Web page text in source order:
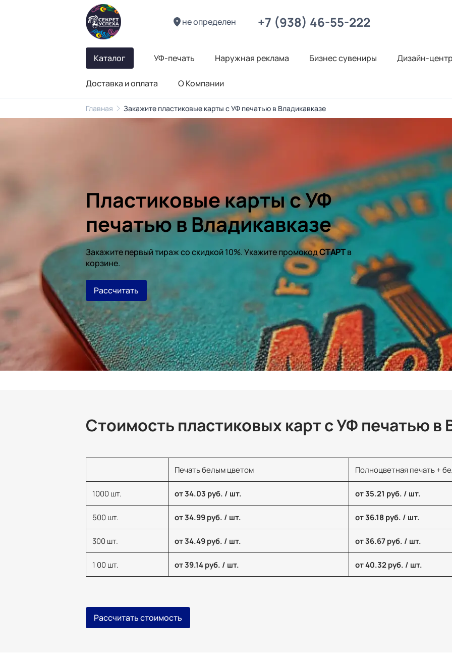
не определен +7 (938) 46-55-222
Каталог УФ-печать Наружная реклама Бизнес сувениры Дизайн-
Доставка и оплата О Компании
Главная Закажите пластиковые карты с УФ печатью в Владикавказе
Пластиковые карты с УФ
печатью в Владикавказе
Закажите первый тираж со скидкой 10%. Укажите промокодСТАРТв
корзине.
Рассчитать
Стоимость пластиковых карт с УФ печатью в
Печать белым цветом Полноцветная печать +
1000 шт. от 34.03 руб. / шт. от 35.21 руб. / шт.
500 шт. от 34.99 руб. / шт. от 36.18 руб. / шт.
300 шт. от 34.49 руб. / шт. от 36.67 руб. / шт.
1 00 шт. от 39.14 руб. / шт. от 40.32 руб. / шт.
Рассчитать стоимость